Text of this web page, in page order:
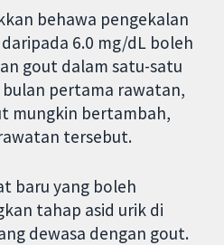
behawa pengekalan
6.0 mg/dL boleh
gout dalam satu-satu
bulan pertama rawatan,
mungkin bertambah,
tersebut.
baru yang boleh
tahap asid urik di
dewasa dengan gout.